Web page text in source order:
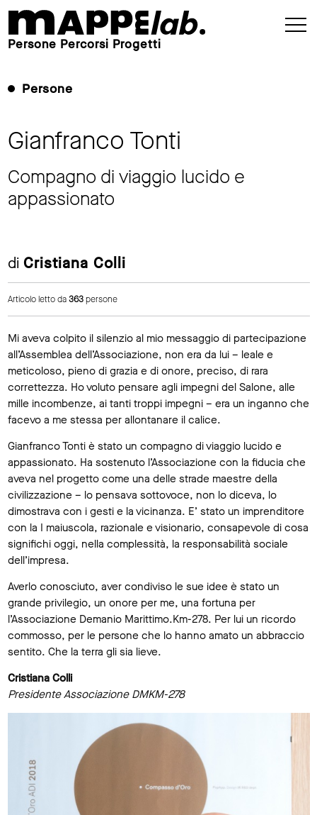
Persone Percorsi Progetti
Persone
Gianfranco Tonti
Compagno di viaggio lucido e
appassionato
di Cristiana Colli
Articolo letto da363persone
Mi aveva colpito il silenzio al mio messaggio di partecipazione
all’Assemblea dell’Associazione, non era da lui – leale e
meticoloso, pieno di grazia e di onore, preciso, di rara
correttezza. Ho voluto pensare agli impegni del Salone, alle
mille incombenze, ai tanti troppi impegni – era un inganno che
facevo a me stessa per allontanare il calice.
Gianfranco Tonti è stato un compagno di viaggio lucido e
appassionato. Ha sostenuto l’Associazione con la fiducia che
aveva nel progetto come una delle strade maestre della
civilizzazione – lo pensava sottovoce, non lo diceva, lo
dimostrava con i gesti e la vicinanza. E’ stato un imprenditore
con la I maiuscola, razionale e visionario, consapevole di cosa
significhi oggi, nella complessità, la responsabilità sociale
dell’impresa.
Averlo conosciuto, aver condiviso le sue idee è stato un
grande privilegio, un onore per me, una fortuna per
l’Associazione Demanio Marittimo.Km-278. Per lui un ricordo
commosso, per le persone che lo hanno amato un abbraccio
sentito. Che la terra gli sia lieve.
Cristiana Colli
Presidente Associazione DMKM-278